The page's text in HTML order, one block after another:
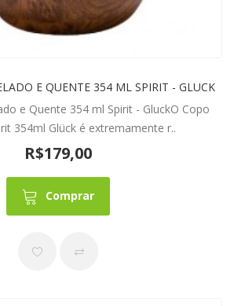
E QUENTE 354 ML SPIRIT - GLUCK
e Quente 354 ml Spirit - GluckO Copo
354ml Glück é extremamente r..
R$179,00
Comprar